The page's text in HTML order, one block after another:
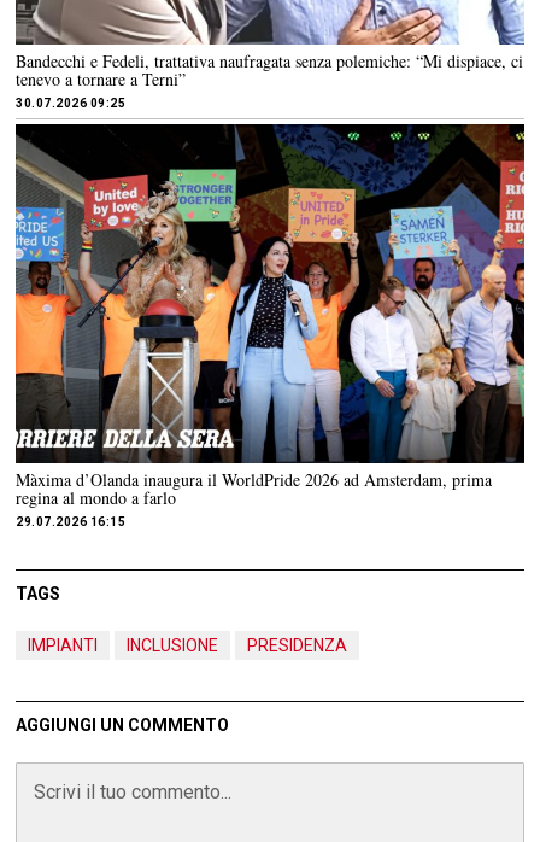
Bandecchi e Fedeli, trattativa naufragata senza polemiche: “Mi dispiace, ci
tenevo a tornare a Terni”
30.07.2026 09:25
Màxima d’Olanda inaugura il WorldPride 2026 ad Amsterdam, prima
regina al mondo a farlo
29.07.2026 16:15
TAGS
IMPIANTI INCLUSIONE PRESIDENZA
AGGIUNGI UN COMMENTO